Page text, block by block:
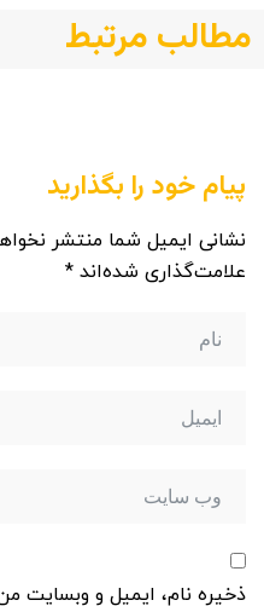
مطالب مرتبط
پیام خود را بگذارید
نشانی ایمیل شما منتشر
علامت‌گذاری شده‌اند *
ذخیره نام، ایمیل و وبسایت من